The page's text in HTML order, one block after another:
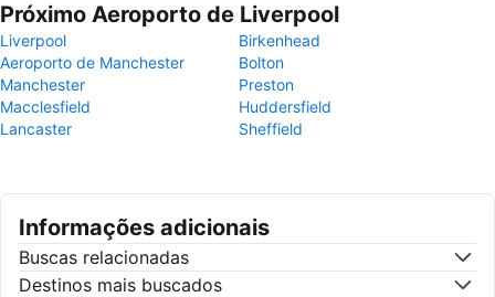
Próximo Aeroporto de Liverpool
Liverpool
Birkenhead
Aeroporto de Manchester
Bolton
Manchester
Preston
Macclesfield
Huddersfield
Lancaster
Sheffield
Informações adicionais
Buscas relacionadas
Destinos mais buscados